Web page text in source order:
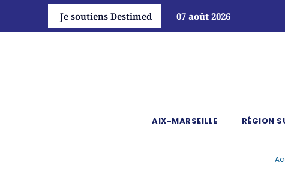
Je soutiens Destimed 07 août 2026
AIX-MARSEILLE RÉGION